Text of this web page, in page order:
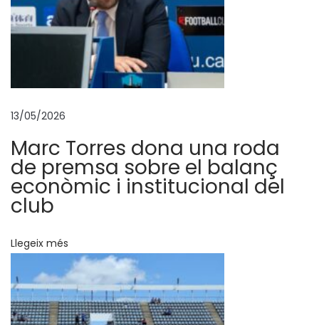
r
t
c
e
i
x
X
v
B
e
13/05/2026
Marc Torres dona una roda
de premsa sobre el balanç
econòmic i institucional del
club
Llegeix més